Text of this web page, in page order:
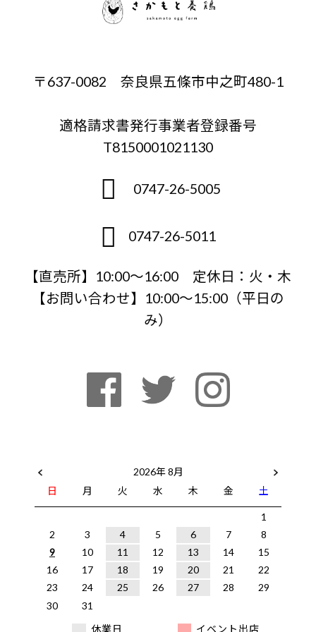
〒637-0082 奈良県五條市中之町480-1
適格請求書発行事業者登録番号
T8150001021130
0747-26-5005
0747-26-5011
【直売所】10:00〜16:00 定休日：火・木
【お問い合わせ】10:00～15:00（平日の
み）
2026年 8月
日
月 火 水 木 金 土
1
2
3 4 5 6 7
8
9
10 11 12 13 14
15
16
17 18 19 20 21
22
23
24 25 26 27 28
29
30
31
休業日
イベント出店